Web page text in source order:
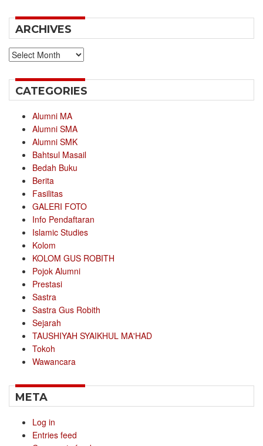
ARCHIVES
Archives
CATEGORIES
Alumni MA
Alumni SMA
Alumni SMK
Bahtsul Masail
Bedah Buku
Berita
Fasilitas
GALERI FOTO
Info Pendaftaran
Islamic Studies
Kolom
KOLOM GUS ROBITH
Pojok Alumni
Prestasi
Sastra
Sastra Gus Robith
Sejarah
TAUSHIYAH SYAIKHUL MA'HAD
Tokoh
Wawancara
META
Log in
Entries feed